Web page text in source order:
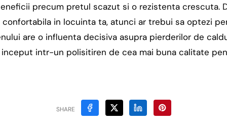
precum pretul scazut si o rezistenta crescuta.
in locuinta ta, atunci ar trebui sa optezi
are o influenta decisiva asupra pierderilor de
intr-un polisitiren de cea mai buna calitate
SHARE